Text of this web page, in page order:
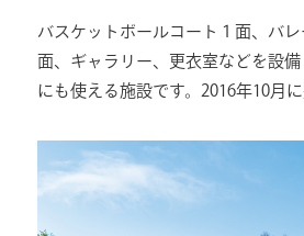
バスケットボールコート１面、バ
面、ギャラリー、更衣室などを設
にも使える施設です。2016年10月に